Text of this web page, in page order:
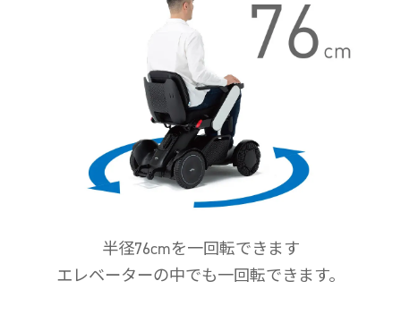
半径76cmを一回転できます
エレベーターの中でも一回転できます。